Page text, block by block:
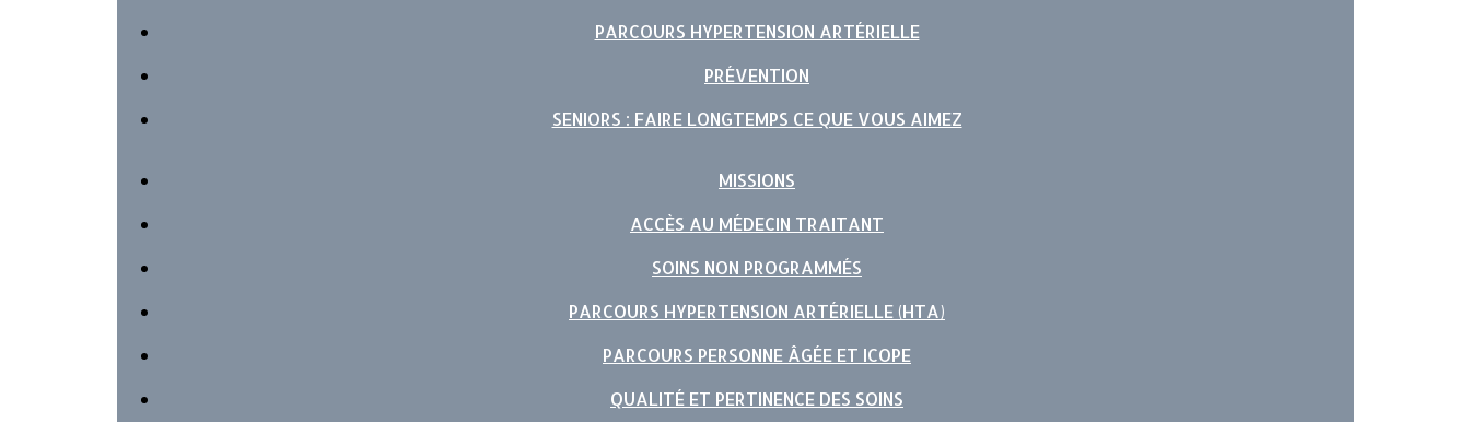
PARCOURS HYPERTENSION ARTÉRIELLE
PRÉVENTION
SENIORS : FAIRE LONGTEMPS CE QUE VOUS AIMEZ
MISSIONS
ACCÈS AU MÉDECIN TRAITANT
SOINS NON PROGRAMMÉS
PARCOURS HYPERTENSION ARTÉRIELLE (HTA)
PARCOURS PERSONNE ÂGÉE ET ICOPE
QUALITÉ ET PERTINENCE DES SOINS